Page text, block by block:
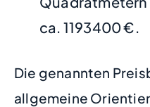
ca. 1193400 €.
Die genannten
allgemeine